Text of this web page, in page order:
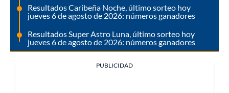
Resultados Caribeña Noche, último sorteo hoy
jueves 6 de agosto de 2026: números ganadores
Resultados Super Astro Luna, último sorteo hoy
jueves 6 de agosto de 2026: números ganadores
PUBLICIDAD